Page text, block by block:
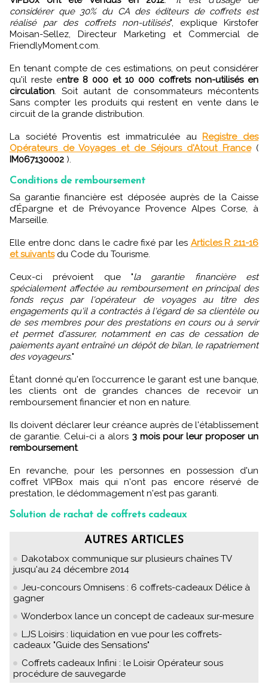
considérer que 30% du CA des éditeurs de coffrets est
réalisé par des coffrets non-utilisés", explique Kirstofer
Moisan-Sellez, Directeur Marketing et Commercial de
FriendlyMoment.com.
En tenant compte de ces estimations, on peut considérer
qu'il reste entre 8 000 et 10 000 coffrets non-utilisés en
circulation. Soit autant de consommateurs mécontents
Sans compter les produits qui restent en vente dans le
circuit de la grande distribution.
La société Proventis est immatriculée au Registre des
Opérateurs de Voyages et de Séjours d'Atout France(
IM067130002 ).
Conditions de remboursement
Sa garantie financière est déposée auprès de la Caisse
d’Épargne et de Prévoyance Provence Alpes Corse, à
Marseille.
Elle entre donc dans le cadre fixé par les Articles R 211-16
et suivantsdu Code du Tourisme.
Ceux-ci prévoient que "la garantie financière est
spécialement affectée au remboursement en principal des
fonds reçus par l'opérateur de voyages au titre des
engagements qu'il a contractés à l'égard de sa clientèle ou
de ses membres pour des prestations en cours ou à servir
et permet d'assurer, notamment en cas de cessation de
paiements ayant entraîné un dépôt de bilan, le rapatriement
des voyageurs."
Étant donné qu'en l’occurrence le garant est une banque,
les clients ont de grandes chances de recevoir un
remboursement financier et non en nature.
Ils doivent déclarer leur créance auprès de l'établissement
de garantie. Celui-ci a alors 3 mois pour leur proposer un
remboursement.
En revanche, pour les personnes en possession d'un
coffret VIPBox mais qui n'ont pas encore réservé de
prestation, le dédommagement n'est pas garanti.
Solution de rachat de coffrets cadeaux
AUTRES ARTICLES
Dakotabox communique sur plusieurs chaînes TV
jusqu'au 24 décembre 2014
Jeu-concours Omnisens : 6 coffrets-cadeaux Délice à
gagner
Wonderbox lance un concept de cadeaux sur-mesure
LJS Loisirs : liquidation en vue pour les coffrets-
cadeaux "Guide des Sensations"
Coffrets cadeaux Infini : le Loisir Opérateur sous
procédure de sauvegarde